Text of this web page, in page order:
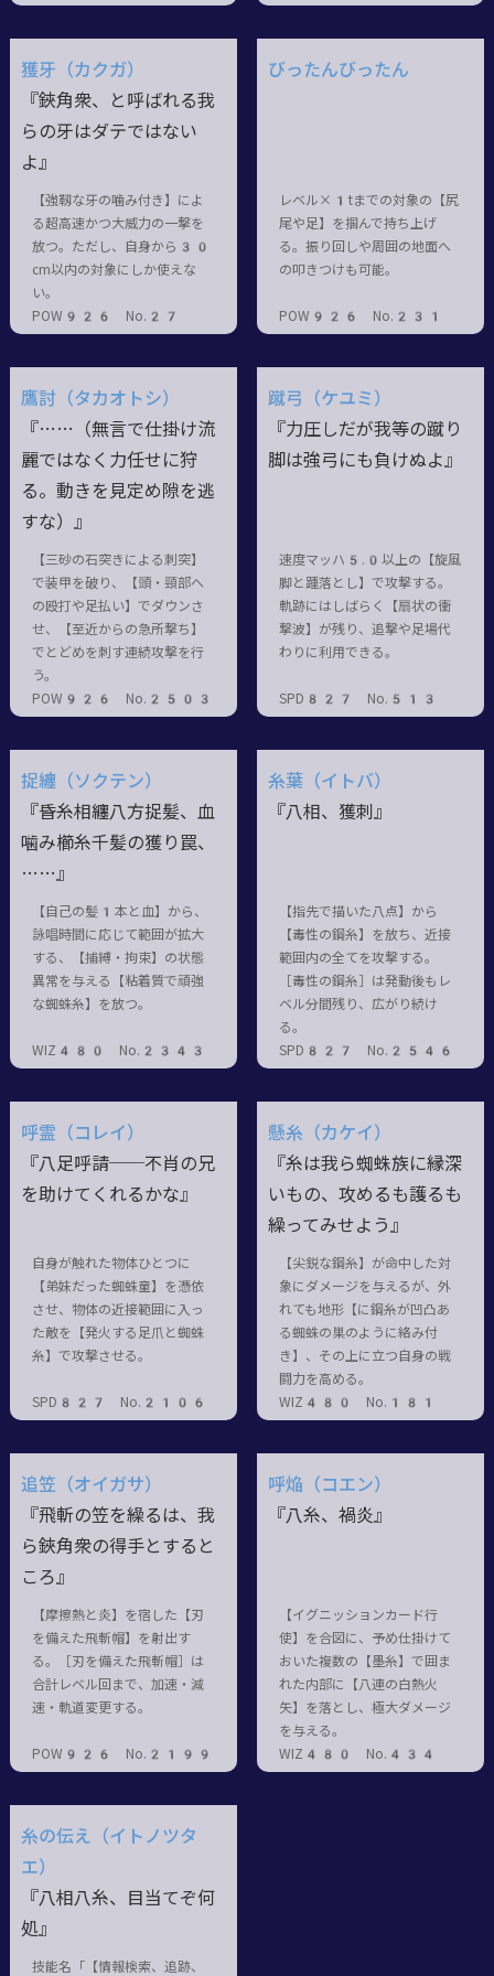
獲牙（カクガ）
『鋏角衆、と呼ばれる我
らの牙はダテではない
よ』
【強靱な牙の噛み付き】によ
る超高速かつ大威力の一撃を
放つ。ただし、自身から30
cm以内の対象にしか使えな
い。
POW926 No.27
びったんびったん
レベル×1tまでの対象の【尻
尾や足】を掴んで持ち上げ
る。振り回しや周囲の地面へ
の叩きつけも可能。
POW926 No.231
鷹討（タカオトシ）
『……（無言で仕掛け流
麗ではなく力任せに狩
る。動きを見定め隙を逃
すな）』
【三砂の石突きによる刺突】
で装甲を破り、【頭・頸部へ
の殴打や足払い】でダウンさ
せ、【至近からの急所撃ち】
でとどめを刺す連続攻撃を行
う。
POW926 No.2503
蹴弓（ケユミ）
『力圧しだが我等の蹴り
脚は強弓にも負けぬよ』
速度マッハ5.0以上の【旋風
脚と踵落とし】で攻撃する。
軌跡にはしばらく【扇状の衝
撃波】が残り、追撃や足場代
わりに利用できる。
SPD827 No.513
捉纏（ソクテン）
『昏糸相纏八方捉髪、血
噛み櫛糸千髪の獲り罠、
……』
【自己の髪1本と血】から、
詠唱時間に応じて範囲が拡大
する、【捕縛・拘束】の状態
異常を与える【粘着質で頑強
な蜘蛛糸】を放つ。
WIZ480 No.2343
糸葉（イトバ）
『八相、獲刺』
【指先で描いた八点】から
【毒性の鋼糸】を放ち、近接
範囲内の全てを攻撃する。
［毒性の鋼糸］は発動後もレ
ベル分間残り、広がり続け
る。
SPD827 No.2546
呼霊（コレイ）
『八足呼請──不肖の兄
を助けてくれるかな』
自身が触れた物体ひとつに
【弟妹だった蜘蛛童】を憑依
させ、物体の近接範囲に入っ
た敵を【発火する足爪と蜘蛛
糸】で攻撃させる。
SPD827 No.2106
懸糸（カケイ）
『糸は我ら蜘蛛族に縁深
いもの、攻めるも護るも
繰ってみせよう』
【尖鋭な鋼糸】が命中した対
象にダメージを与えるが、外
れても地形【に鋼糸が凹凸あ
る蜘蛛の巣のように絡み付
き】、その上に立つ自身の戦
闘力を高める。
WIZ480 No.181
追笠（オイガサ）
『飛斬の笠を繰るは、我
ら鋏角衆の得手とすると
ころ』
【摩擦熱と炎】を宿した【刃
を備えた飛斬帽】を射出す
る。［刃を備えた飛斬帽］は
合計レベル回まで、加速・減
速・軌道変更する。
POW926 No.2199
呼焔（コエン）
『八糸、禍炎』
【イグニッションカード行
使】を合図に、予め仕掛けて
おいた複数の【墨糸】で囲ま
れた内部に【八連の白熱火
矢】を落とし、極大ダメージ
を与える。
WIZ480 No.434
糸の伝え（イトノツタ
エ）
『八相八糸、目当てぞ何
処』
技能名「【情報検索、追跡、